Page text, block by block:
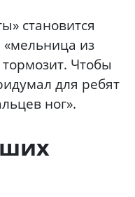
становится
из
Чтобы
для ребят
ног».